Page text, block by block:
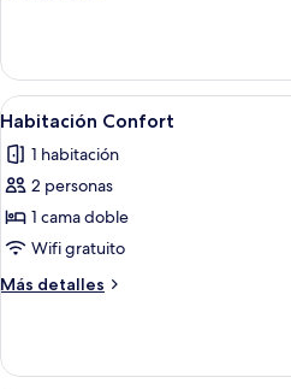
estándar
Abrir
todas
las
fotos
de
Habitación
Confort
7
Habitación Confort
1 habitación
2 personas
1 cama doble
Wifi gratuito
Más detalles
Más
Confort